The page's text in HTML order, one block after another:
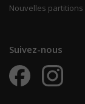
Nouvelles partitions
Suivez-nous